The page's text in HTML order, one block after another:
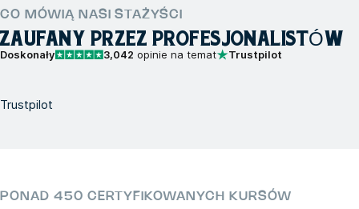
CO MÓWIĄ NASI STAŻYŚCI
ZAUFANY PRZEZ PROFESJONALISTÓW
Doskonały 3,042 opinie na temat Trustpilot
Trustpilot
PONAD 450 CERTYFIKOWANYCH KURSÓW